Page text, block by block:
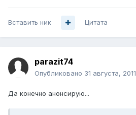
Вставить ник Цитата
parazit74
Опубликовано 31 августа, 2011
Да конечно анонсирую...